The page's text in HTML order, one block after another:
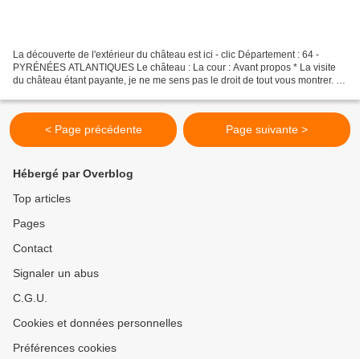
La découverte de l'extérieur du château est ici - clic Département : 64 -
PYRÉNÉES ATLANTIQUES Le château : La cour : Avant propos * La visite
du château étant payante, je ne me sens pas le droit de tout vous montrer. *
< Page précédente Page suivante >
Hébergé par Overblog
Top articles
Pages
Contact
Signaler un abus
C.G.U.
Cookies et données personnelles
Préférences cookies